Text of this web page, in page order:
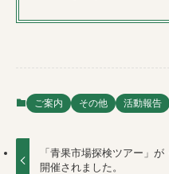
ご案内 その他 活動報告
「青果市場探検ツアー」が
開催されました。